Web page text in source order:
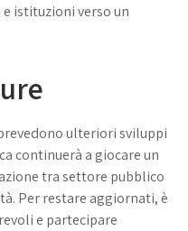
istituzioni verso un
ulteriori sviluppi
continuerà a giocare un
tra settore pubblico
Per restare aggiornati, è
e partecipare